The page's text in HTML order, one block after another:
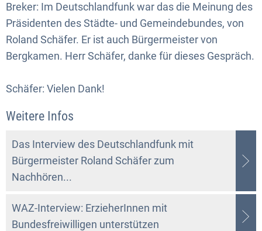
Breker: Im Deutschlandfunk war das die Meinung des
Präsidenten des Städte- und Gemeindebundes, von
Roland Schäfer. Er ist auch Bürgermeister von
Bergkamen. Herr Schäfer, danke für dieses Gespräch.
Schäfer: Vielen Dank!
Weitere Infos
Das Interview des Deutschlandfunk mit
Bürgermeister Roland Schäfer zum
Nachhören...
WAZ-Interview: ErzieherInnen mit
Bundesfreiwilligen unterstützen